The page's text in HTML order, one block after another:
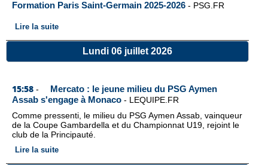
Formation Paris Saint-Germain 2025-2026 - PSG.FR
Lire la suite
Lundi 06 juillet 2026
15:58 -
Mercato : le jeune milieu du PSG Aymen
Assab s'engage à Monaco - LEQUIPE.FR
Comme pressenti, le milieu du PSG Aymen Assab, vainqueur
de la Coupe Gambardella et du Championnat U19, rejoint le
club de la Principauté.
Lire la suite